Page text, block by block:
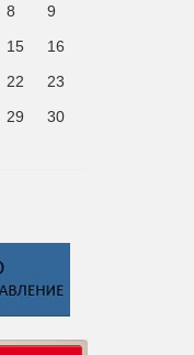
8
9
15
16
22
23
29
30